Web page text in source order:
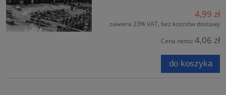
4,99 zł
zawiera 23% VAT, bez kosztów dostawy
Cena netto: 4,06 zł
do koszyka